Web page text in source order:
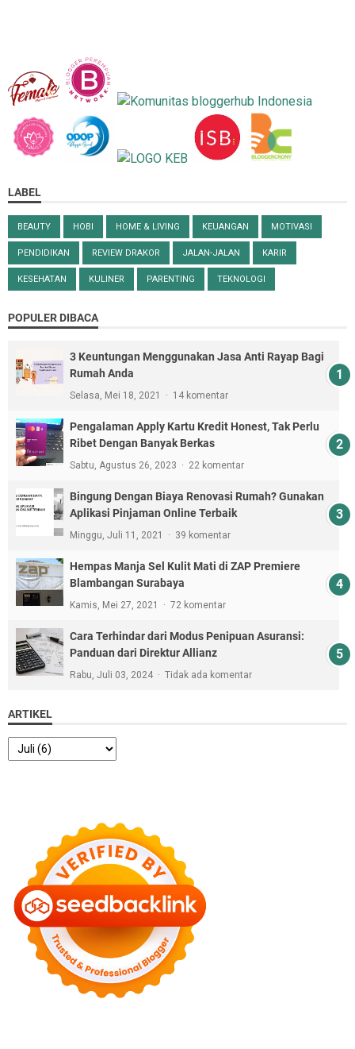
LABEL
BEAUTY HOBI HOME & LIVING KEUANGAN MOTIVASI
PENDIDIKAN REVIEW DRAKOR JALAN-JALAN KARIR
KESEHATAN KULINER PARENTING TEKNOLOGI
POPULER DIBACA
3 Keuntungan Menggunakan Jasa Anti Rayap Bagi
Rumah Anda
Selasa, Mei 18, 2021 14 komentar
Pengalaman Apply Kartu Kredit Honest, Tak Perlu
Ribet Dengan Banyak Berkas
Sabtu, Agustus 26, 2023 22 komentar
Bingung Dengan Biaya Renovasi Rumah? Gunakan
Aplikasi Pinjaman Online Terbaik
Minggu, Juli 11, 2021 39 komentar
Hempas Manja Sel Kulit Mati di ZAP Premiere
Blambangan Surabaya
Kamis, Mei 27, 2021 72 komentar
Cara Terhindar dari Modus Penipuan Asuransi:
Panduan dari Direktur Allianz
Rabu, Juli 03, 2024 Tidak ada komentar
ARTIKEL